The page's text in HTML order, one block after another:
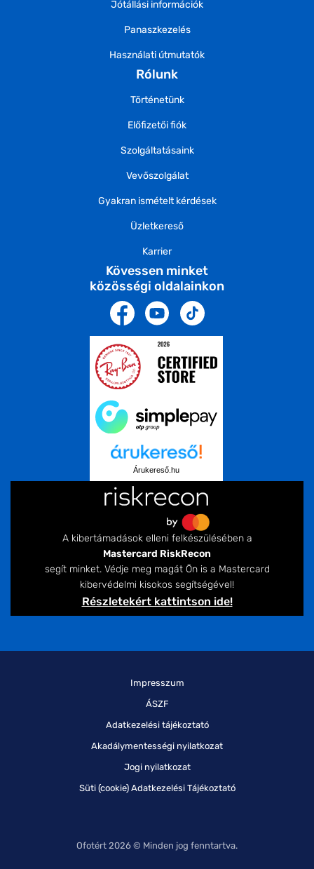
Jótállási információk
Panaszkezelés
Használati útmutatók
Rólunk
Történetünk
Előfizetői fiók
Szolgáltatásaink
Vevőszolgálat
Gyakran ismételt kérdések
Üzletkereső
Karrier
Kövessen minket
közösségi oldalainkon
Árukereső.hu
A kibertámadások elleni felkészülésében a
Mastercard RiskRecon
segít minket. Védje meg magát Ön is a Mastercard
kibervédelmi kisokos segítségével!
Részletekért kattintson ide!
Ofotért 2026 © Minden jog fenntartva.
Impresszum
ÁSZF
Adatkezelési tájékoztató
Akadálymentességi nyilatkozat
Jogi nyilatkozat
Süti (cookie) Adatkezelési Tájékoztató